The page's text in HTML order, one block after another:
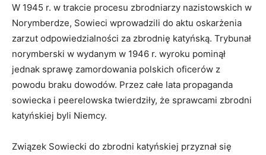
W 1945 r. w trakcie procesu zbrodniarzy nazistowskich w
Norymberdze, Sowieci wprowadzili do aktu oskarżenia
zarzut odpowiedzialności za zbrodnię katyńską. Trybunał
norymberski w wydanym w 1946 r. wyroku pominął
jednak sprawę zamordowania polskich oficerów z
powodu braku dowodów. Przez całe lata propaganda
sowiecka i peerelowska twierdziły, że sprawcami zbrodni
katyńskiej byli Niemcy.
Związek Sowiecki do zbrodni katyńskiej przyznał się